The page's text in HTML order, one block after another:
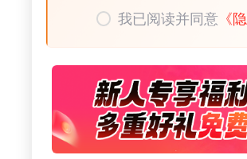
我已阅读并同意 《